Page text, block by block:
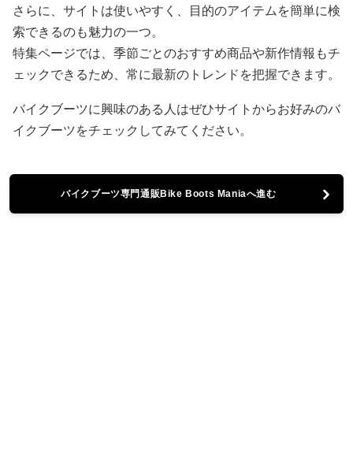
さらに、サイトは使いやすく、目的のアイテムを簡単に検
索できるのも魅力の一つ。
特集ページでは、季節ごとのおすすめ商品や新作情報もチ
ェックできるため、常に最新のトレンドを把握できます。
バイクブーツに興味のある人はぜひサイトからお好みのバ
イクブーツをチェックしてみてください。
バイクブーツ専門通販Bike Boots Maniaへ進む